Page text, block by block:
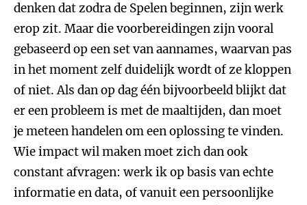
denken dat zodra de Spelen beginnen, zijn werk
erop zit. Maar die voorbereidingen zijn vooral
gebaseerd op een set van aannames, waarvan pas
in het moment zelf duidelijk wordt of ze kloppen
of niet. Als dan op dag één bijvoorbeeld blijkt dat
er een probleem is met de maaltijden, dan moet
je meteen handelen om een oplossing te vinden.
Wie impact wil maken moet zich dan ook
constant afvragen: werk ik op basis van echte
informatie en data, of vanuit een persoonlijke